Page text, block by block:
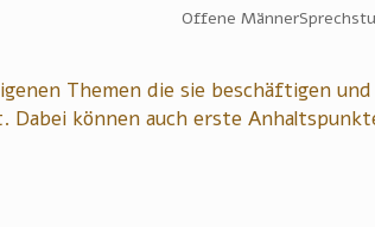
Offene
Themen die sie beschäftigen
können auch erste